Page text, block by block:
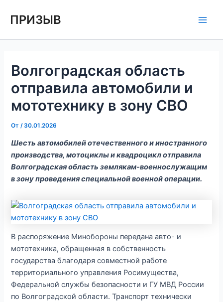
ПРИЗЫВ
Волгоградская область
отправила автомобили и
мототехнику в зону СВО
От /30.01.2026
Шесть автомобилей отечественного и иностранного
производства, мотоциклы и квадроцикл отправила
Волгоградская область землякам-военнослужащим
в зону проведения специальной военной операции.
В распоряжение Минобороны передана авто- и
мототехника, обращенная в собственность
государства благодаря совместной работе
территориального управления Росимущества,
Федеральной службы безопасности и ГУ МВД России
по Волгоградской области. Транспорт технически
по